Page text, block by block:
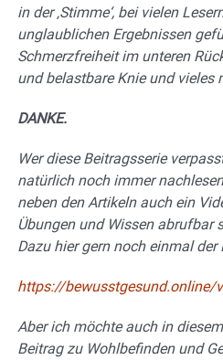
in der ‚Stimme‘, bei vielen
unglaublichen Ergebnissen
Schmerzfreiheit im unteren
und belastbare Knie und vieles
DANKE.
Wer diese Beitragsserie
natürlich noch immer
neben den Artikeln auch ein
Übungen und Wissen abrufbar
Dazu hier gern noch einmal der
https://bewusstgesund.online/
Aber ich möchte auch in
Beitrag zu Wohlbefinden und